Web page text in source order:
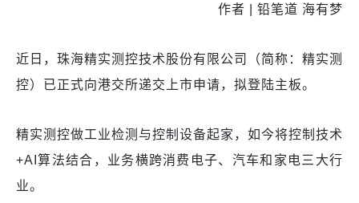
作者 | 铅笔道 海有梦
近日，珠海精实测控技术股份有限公司（简称：精实测
控）已正式向港交所递交上市申请，拟登陆主板。
精实测控做工业检测与控制设备起家，如今将控制技术
+AI算法结合，业务横跨消费电子、汽车和家电三大行
业。